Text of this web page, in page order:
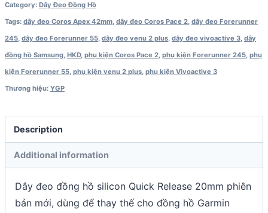
2
Plus
/
Coros
2
/
/
Pace
quantity
Category: Dây Đeo Đồng Hồ
Tags: dây đeo Coros Apex 42mm, dây đeo Coros Pace 2, dây đeo Forerunner
245, dây đeo Forerunner 55, dây đeo venu 2 plus, dây đeo vivoactive 3, dây
đồng hồ Samsung, HKD, phụ kiện Coros Pace 2, phụ kiện Forerunner 245, phụ
kiện Forerunner 55, phụ kiện venu 2 plus, phụ kiện Vivoactive 3
Thương hiệu: YGP
Description
Additional information
Dây đeo đồng hồ silicon Quick Release 20mm phiên
bản mới, dùng để thay thế cho đồng hồ Garmin